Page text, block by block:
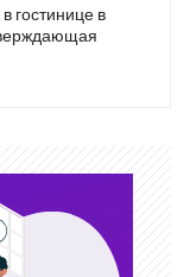
гостинице в